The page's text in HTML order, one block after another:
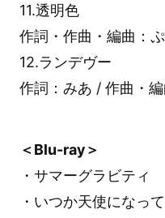
11.透明色
作詞・作曲・編曲：
12.ランデヴー
作詞：みあ / 作曲・
＜Blu-ray＞
・サマーグラビティ
・いつか天使になっ